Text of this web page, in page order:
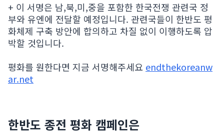
+ 이 서명은 남,북,미,중을 포함한 한국전쟁 관련국 정
부와 유엔에 전달할 예정입니다. 관련국들이 한반도 평
화체제 구축 방안에 합의하고 차질 없이 이행하도록 압
박할 것입니다.
평화를 원한다면 지금 서명해주세요 endthekoreanw
ar.net
한반도 종전 평화 캠페인은